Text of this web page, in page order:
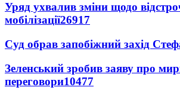
Уряд ухвалив зміни щодо
мобілізації26917
Суд обрав запобіжний захід
Зеленський зробив заяву про
переговори10477